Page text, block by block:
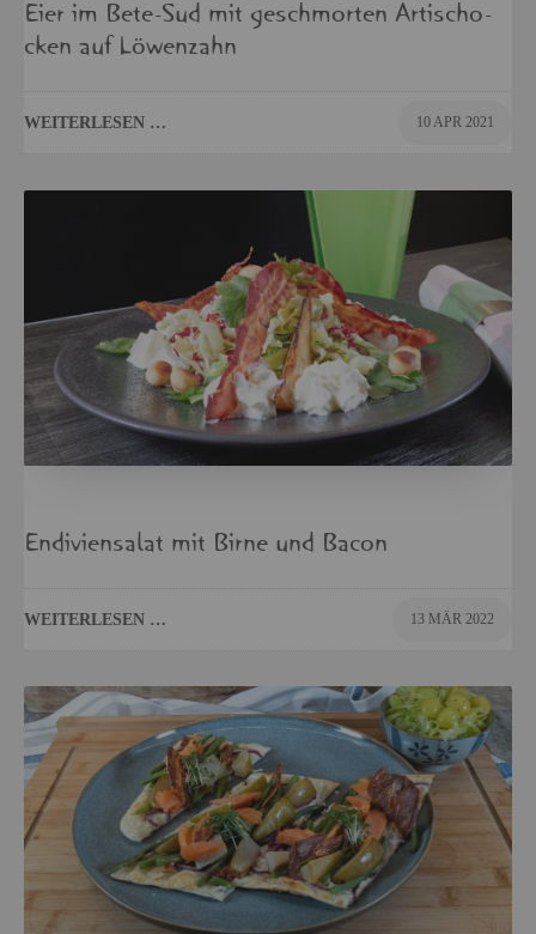
Eier im Bete-Sud mit ge­schmor­ten Ar­ti­scho­
cken auf Lö­wen­zahn
WEI­TER­LE­SEN … 10 APR 2021
En­di­vi­en­sa­lat mit Birne und Bacon
WEI­TER­LE­SEN … 13 MÄR 2022